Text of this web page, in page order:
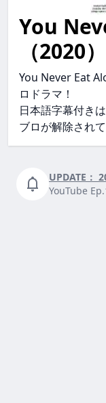
You
（2020）
You Never Eat
ロドラマ！
日本語字幕付き
ブロが解除されて
you never eat
UPDATE：
YouTube